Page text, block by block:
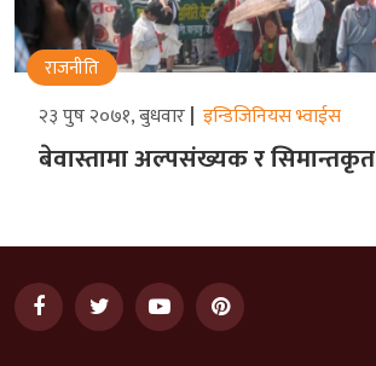
राजनीति
२३ पुष २०७१, बुधवार इन्डिजिनियस भ्वाईस
बेवास्तामा अल्पसंख्यक र सिमान्तकृत